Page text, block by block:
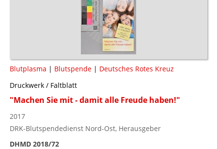
Blutplasma | Blutspende | Deutsches Rotes Kreuz
Druckwerk / Faltblatt
"Machen Sie mit - damit alle Freude haben!"
2017
DRK-Blutspendedienst Nord-Ost, Herausgeber
DHMD 2018/72